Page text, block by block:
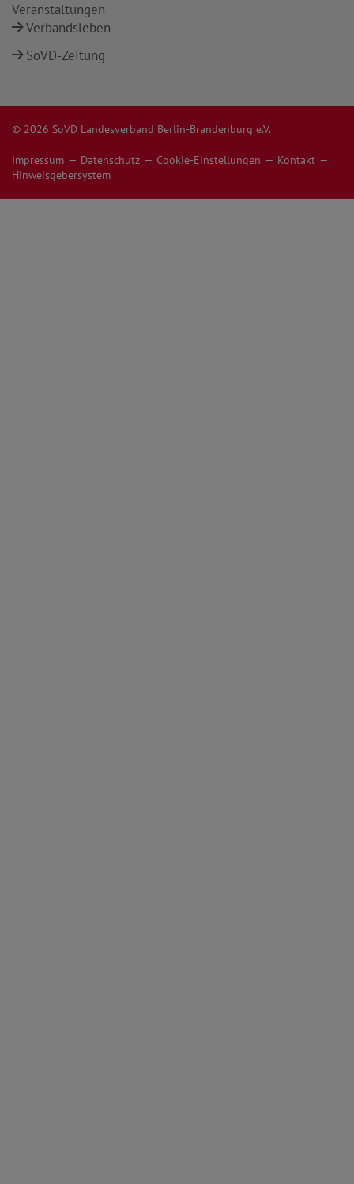
Veranstaltungen
Verbandsleben
SoVD-Zeitung
© 2026 SoVD Landesverband Berlin-Brandenburg e.V.
Impressum Datenschutz Cookie-Einstellungen
Kontakt
Hinweisgebersystem